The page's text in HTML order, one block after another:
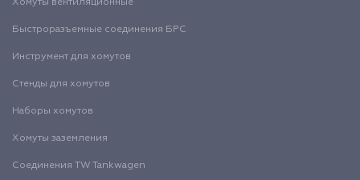
Хомуты вентиляционные
Быстроразъемные соединения БРС
Инструмент для хомутов
Стенды для хомутов
Наборы хомутов
Хомуты заземления
Соединения TW Tankwagen